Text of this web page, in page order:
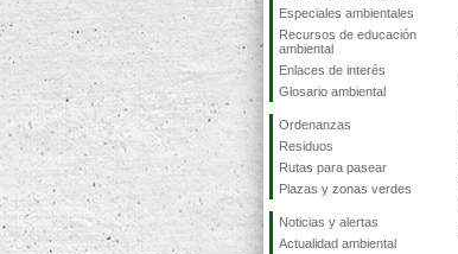
Especiales ambientales
Recursos de educación
ambiental
Enlaces de interés
Glosario ambiental
Ordenanzas
Residuos
Rutas para pasear
Plazas y zonas verdes
Noticias y alertas
Actualidad ambiental